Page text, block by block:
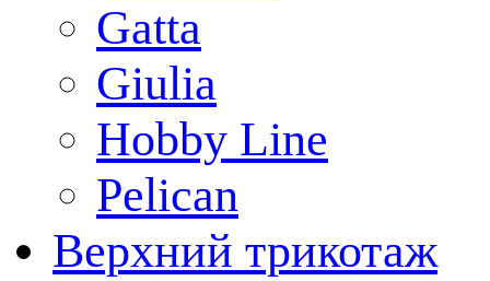
Gatta
Giulia
Hobby Line
Pelican
Верхний трикотаж